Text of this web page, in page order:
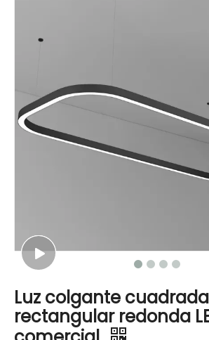
Luz colgante cuadrada
rectangular redonda